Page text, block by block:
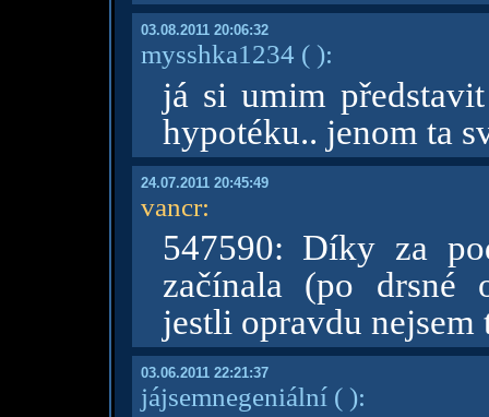
03.08.2011 20:06:32
mysshka1234 ( ):
já si umim
hypotéku.. jenom ta
24.07.2011 20:45:49
vancr:
547590: Díky za
začínala (po drsné
jestli opravdu
03.06.2011 22:21:37
jájsemnegeniální( ):